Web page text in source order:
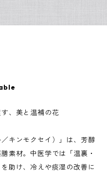
、美と温補の花
キンモクセイ）」は、芳醇
素材。中医学では「温裏・
助け、冷えや痰湿の改善に